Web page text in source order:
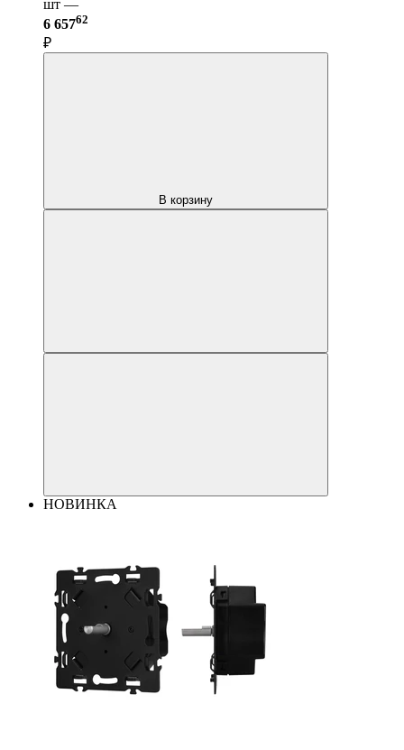
шт —
6 65762
₽
В корзину
НОВИНКА